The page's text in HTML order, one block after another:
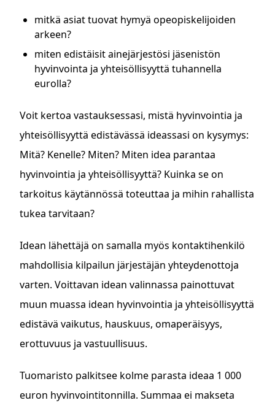
mitkä asiat tuovat hymyä opeopiskelijoiden
arkeen?
miten edistäisit ainejärjestösi jäsenistön
hyvinvointa ja yhteisöllisyyttä tuhannella
eurolla?
Voit kertoa vastauksessasi, mistä hyvinvointia ja
yhteisöllisyyttä edistävässä ideassasi on kysymys:
Mitä? Kenelle? Miten? Miten idea parantaa
hyvinvointia ja yhteisöllisyyttä? Kuinka se on
tarkoitus käytännössä toteuttaa ja mihin rahallista
tukea tarvitaan?
Idean lähettäjä on samalla myös kontaktihenkilö
mahdollisia kilpailun järjestäjän yhteydenottoja
varten. Voittavan idean valinnassa painottuvat
muun muassa idean hyvinvointia ja yhteisöllisyyttä
edistävä vaikutus, hauskuus, omaperäisyys,
erottuvuus ja vastuullisuus.
Tuomaristo palkitsee kolme parasta ideaa 1 000
euron hyvinvointitonnilla. Summaa ei makseta